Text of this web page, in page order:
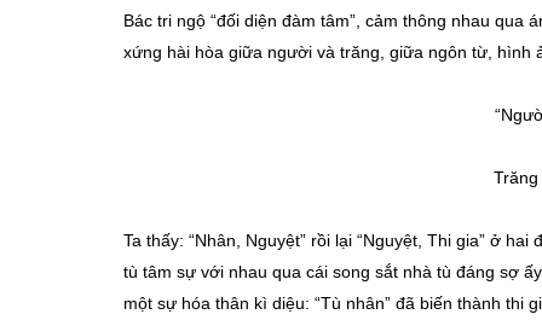
Bác tri ngộ “đối diện đàm tâm”, cảm thông nhau
xứng hài hòa giữa người và trăng, giữa ngôn từ, hình
Ta thấy: “Nhân, Nguyệt” rồi lại “Nguyệt, Thi gia” ở
tù tâm sự với nhau qua cái song sắt nhà tù đáng sợ
một sự hóa thân kì diệu: “Tù nhân” đã biến thành thi